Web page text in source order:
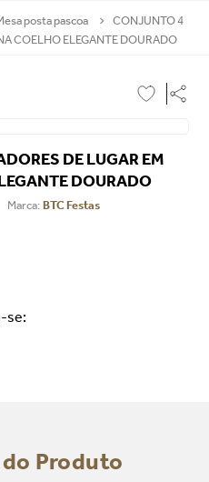
posta pascoa
CONJUNTO 4
COELHO ELEGANTE DOURADO
DE LUGAR EM
DOURADO
BTC Festas
se:
Produto